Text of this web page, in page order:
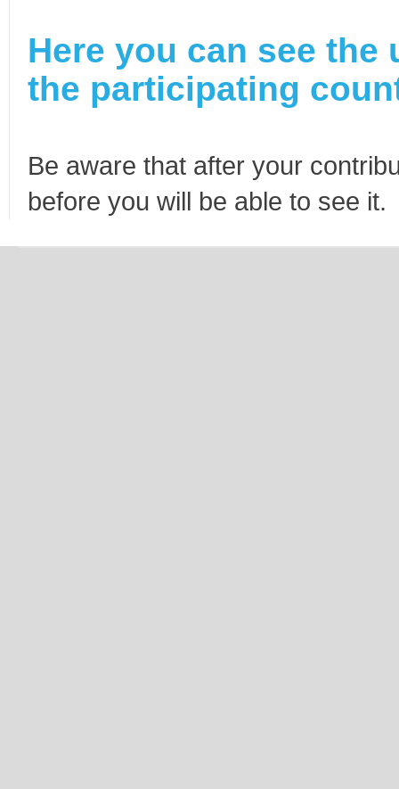
Here you can see
the participating
Be aware that after your
before you will be able to see it.